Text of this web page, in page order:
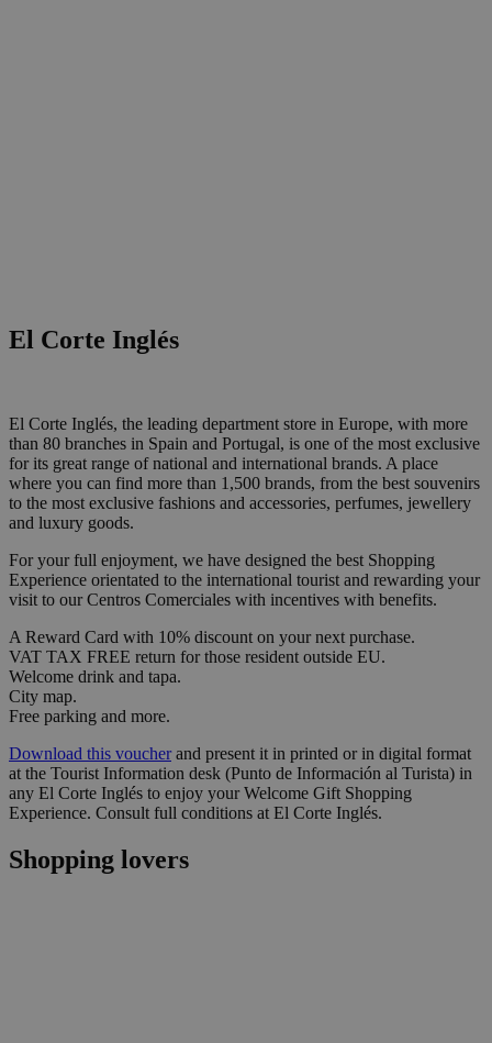
El Corte Inglés
El Corte Inglés, the leading department store in Europe, with more
than 80 branches in Spain and Portugal, is one of the most exclusive
for its great range of national and international brands. A place
where you can find more than 1,500 brands, from the best souvenirs
to the most exclusive fashions and accessories, perfumes, jewellery
and luxury goods.
For your full enjoyment, we have designed the best Shopping
Experience orientated to the international tourist and rewarding your
visit to our Centros Comerciales with incentives with benefits.
A Reward Card with 10% discount on your next purchase.
VAT TAX FREE return for those resident outside EU.
Welcome drink and tapa.
City map.
Free parking and more.
Download this voucherand present it in printed or in digital format
at the Tourist Information desk (Punto de Información al Turista) in
any El Corte Inglés to enjoy your Welcome Gift Shopping
Experience. Consult full conditions at El Corte Inglés.
Shopping lovers